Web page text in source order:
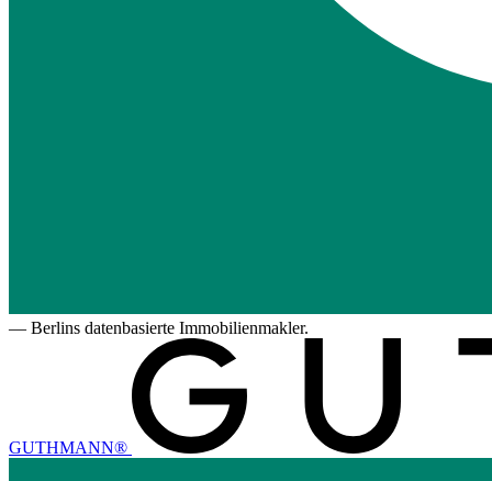
— Berlins datenbasierte Immobilienmakler.
GUTHMANN®